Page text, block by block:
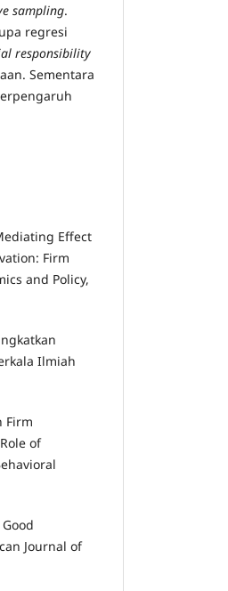
sampling.
regresi
responsibility
Sementara
Effect
Firm
and Policy,
Ilmiah
Firm
of
Journal of